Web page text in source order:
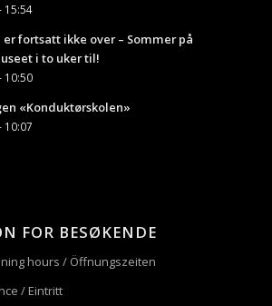
15:54
er fortsatt ikke over – Sommer på
i to uker til!
10:50
«Konduktørskolen»
10:07
FOR BESØKENDE
hours / Öffnungszeiten
/ Eintritt